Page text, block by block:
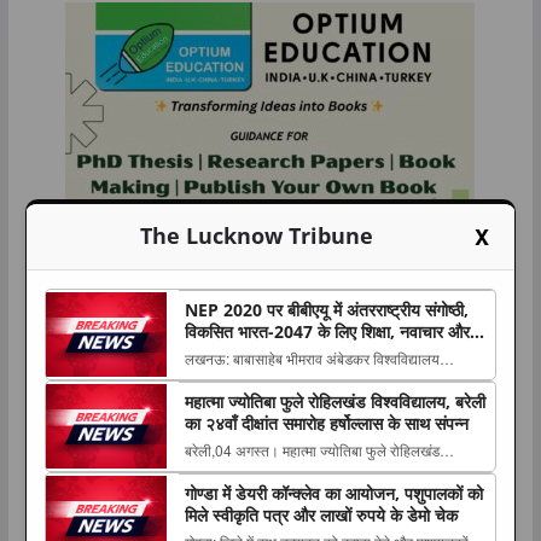
The Lucknow Tribune X
NEP 2020 पर बीबीएयू में अंतरराष्ट्रीय संगोष्ठी,
विकसित भारत-2047 के लिए शिक्षा, नवाचार और
उद्यमिता पर हुआ मंथन
लखनऊ: बाबासाहेब भीमराव अंबेडकर विश्वविद्यालय
(बीबीएयू) में बुधवार को प्रबंध अध्ययन विभाग की ओर से
‘एनईपी 2020 : विकसित भारत The post NEP 2020
पर बीबीएयू में अंतरराष्ट्रीय संगोष्ठी, विकसित भारत-2047
के लिए शिक्षा, नवाचार और उद्यमिता पर हुआ मंथन ...
महात्मा ज्योतिबा फुले रोहिलखंड विश्वविद्यालय, बरेली
का २४वाँ दीक्षांत समारोह हर्षोल्लास के साथ संपन्न
बरेली,04 अगस्त। महात्मा ज्योतिबा फुले रोहिलखंड
विश्वविद्यालय, बरेली का २४वाँ दीक्षांत समारोह मंगलवार को
राजकीय आयोजन के रूप में संपन्न The post महात्मा
ज्योतिबा फुले रोहिलखंड विश्वविद्यालय, बरेली का २४वाँ
गोण्डा में डेयरी कॉन्क्लेव का आयोजन, पशुपालकों को
मिले स्वीकृति पत्र और लाखों रुपये के डेमो चेक